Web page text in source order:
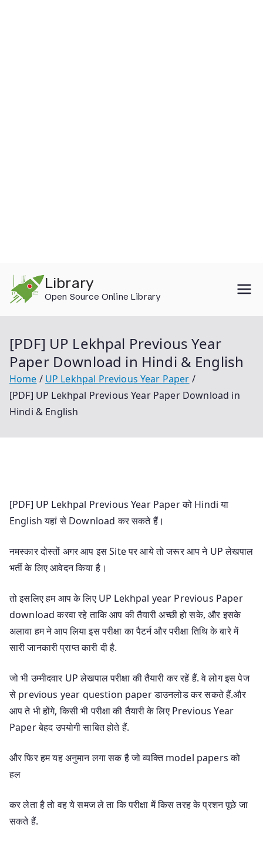
content
Library
Open Source Online Library
[PDF] UP Lekhpal Previous Year
Paper Download in Hindi & English
Home
UP Lekhpal Previous Year Paper
[PDF] UP Lekhpal Previous Year Paper Download in
Hindi & English
[PDF] UP Lekhpal Previous Year Paper को Hindi या
English यहां से Download कर सकते हैं।
नमस्कार दोस्तों अगर आप इस Site पर आये तो जरूर आप ने UP लेखपाल
भर्ती के लिए आवेदन किया है।
तो इसलिए हम आप के लिए UP Lekhpal year Previous Paper
download करवा रहे ताकि आप की तैयारी अच्छी हो सके, और इसके
अलावा हम ने आप लिया इस परीक्षा का पैटर्न और परीक्षा तिथि के बारे में
सारी जानकारी प्राप्त कारी दी है.
जो भी उम्मीदवार UP लेखपाल परीक्षा की तैयारी कर रहें हैं. वे लोग इस पेज
से previous year question paper डाउनलोड कर सकते हैं.और
आप ते भी होंगे, किसी भी परीक्षा की तैयारी के लिए Previous Year
Paper बेहद उपयोगी साबित होते हैं.
और फिर हम यह अनुमान लगा सक है जो व्यक्ति model papers को
हल
कर लेता है तो वह ये समज ले ता कि परीक्षा में किस तरह के प्रशन पूछे जा
सकते हैं.